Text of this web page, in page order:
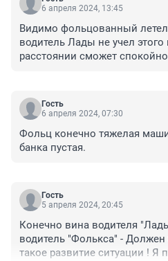
6 апреля 2024, 13:45
Видимо фольцованный летел
водитель Лады не учел
расстоянии сможет спокойно
Гость
6 апреля 2024, 07:30
Фольц конечно тяжелая
банка пустая.
Гость
5 апреля 2024, 20:45
Конечно вина водителя
водитель "Фолькса" -
такое развитие ситуации ! Я